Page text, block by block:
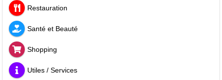
Restauration
Santé et Beauté
Shopping
Utiles / Services